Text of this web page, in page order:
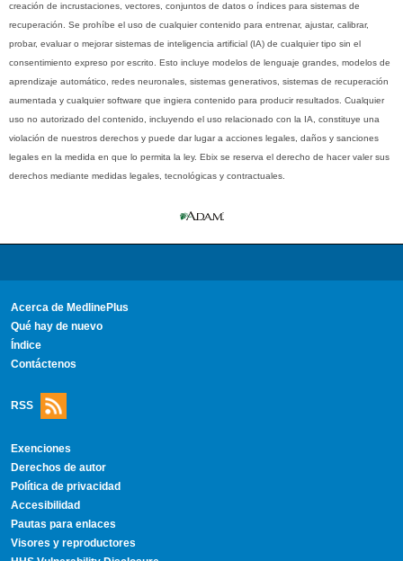
creación de incrustaciones, vectores, conjuntos de datos o índices para sistemas de
recuperación. Se prohíbe el uso de cualquier contenido para entrenar, ajustar, calibrar,
probar, evaluar o mejorar sistemas de inteligencia artificial (IA) de cualquier tipo sin el
consentimiento expreso por escrito. Esto incluye modelos de lenguaje grandes, modelos de
aprendizaje automático, redes neuronales, sistemas generativos, sistemas de recuperación
aumentada y cualquier software que ingiera contenido para producir resultados. Cualquier
uso no autorizado del contenido, incluyendo el uso relacionado con la IA, constituye una
violación de nuestros derechos y puede dar lugar a acciones legales, daños y sanciones
legales en la medida en que lo permita la ley. Ebix se reserva el derecho de hacer valer sus
derechos mediante medidas legales, tecnológicas y contractuales.
Acerca de MedlinePlus
Qué hay de nuevo
Índice
Contáctenos
RSS
Exenciones
Derechos de autor
Política de privacidad
Accesibilidad
Pautas para enlaces
Visores y reproductores